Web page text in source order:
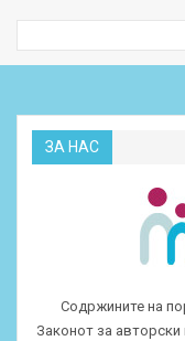
ЗА НАС
Содржините на
Законот за